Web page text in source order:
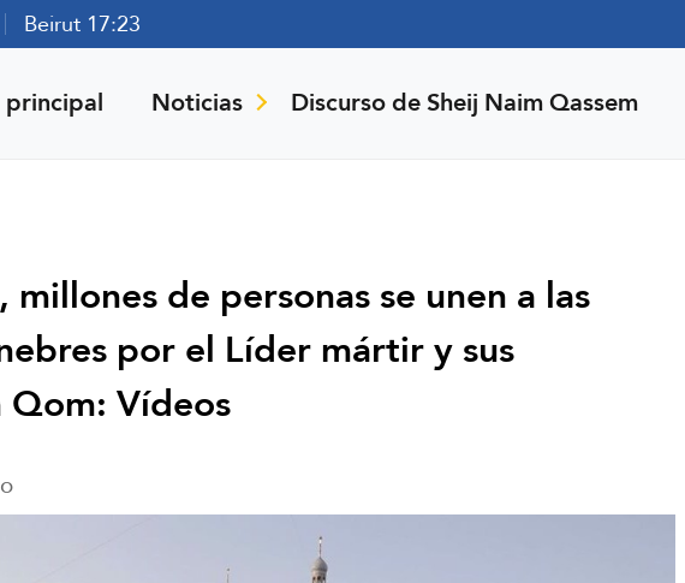
Beirut 17:23
Noticias Discurso de Sheij Naim Qassem
millones de personas se unen a las
por el Líder mártir y sus
Vídeos